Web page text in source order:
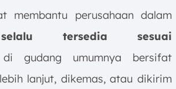
membantu perusahaan dalam
tersedia sesuai
gudang umumnya bersifat
lanjut, dikemas, atau dikirim